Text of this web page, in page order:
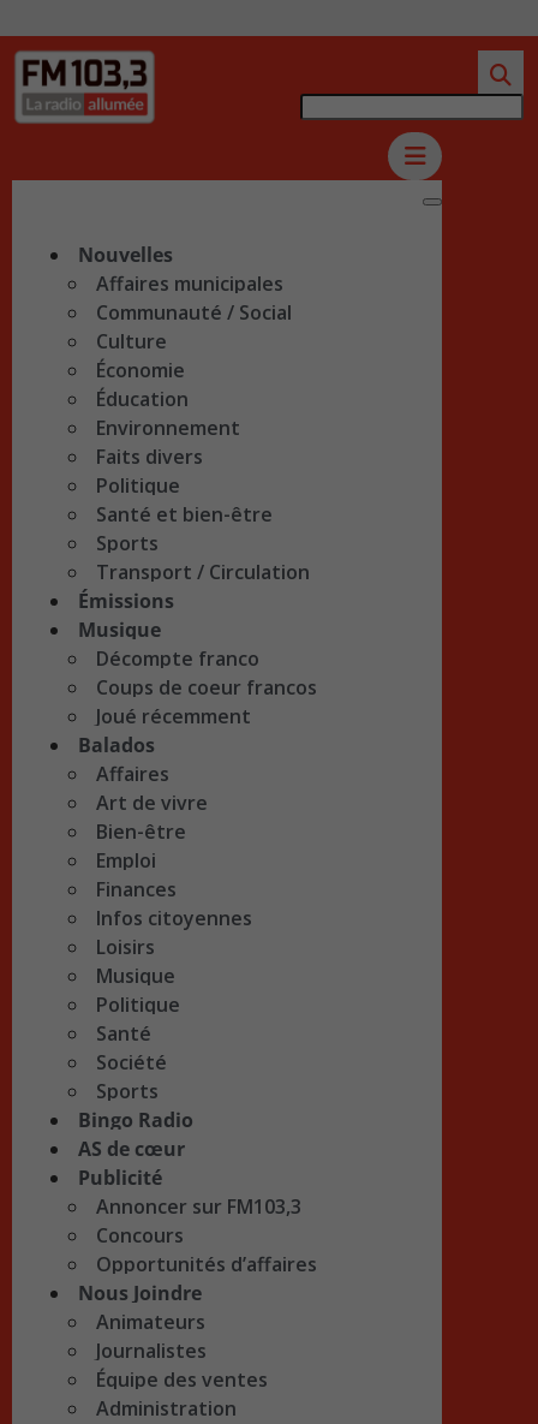
Nouvelles
Affaires municipales
Communauté / Social
Culture
Économie
Éducation
Environnement
Faits divers
Politique
Santé et bien-être
Sports
Transport / Circulation
Émissions
Musique
Décompte franco
Coups de coeur francos
Joué récemment
Balados
Affaires
Art de vivre
Bien-être
Emploi
Finances
Infos citoyennes
Loisirs
Musique
Politique
Santé
Société
Sports
Bingo Radio
AS de cœur
Publicité
Annoncer sur FM103,3
Concours
Opportunités d’affaires
Nous Joindre
Animateurs
Journalistes
Équipe des ventes
Administration